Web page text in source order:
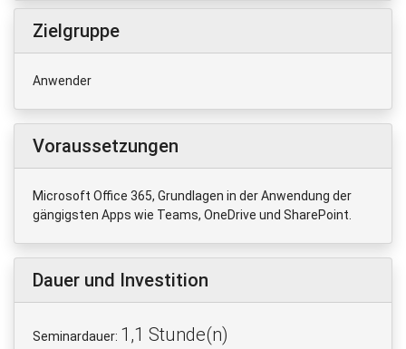
Zielgruppe
Anwender
Voraussetzungen
Microsoft Office 365, Grundlagen in der Anwendung der
gängigsten Apps wie Teams, OneDrive und SharePoint.
Dauer und Investition
Seminardauer: 1,1 Stunde(n)